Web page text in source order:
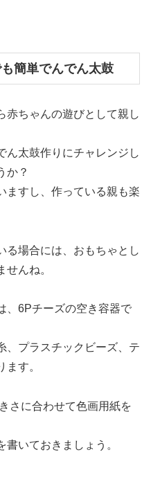
簡単でんでん太鼓
赤ちゃんの遊びとして親し
ん太鼓作りにチャレンジし
か？
ますし、作っている親も楽
る場合には、おもちゃとし
んね。
、6Pチーズの空き容器で
、プラスチックビーズ、テ
す。
さに合わせて色画用紙を
いておきましょう。